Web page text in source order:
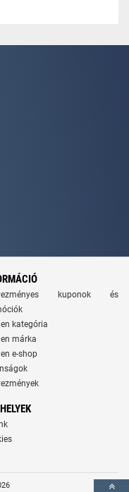
kuponok és
kategória
márka
e-shop